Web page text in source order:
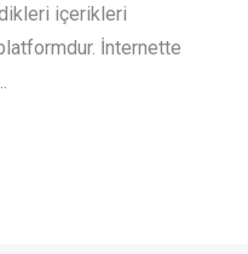
içerikleri
İnternette